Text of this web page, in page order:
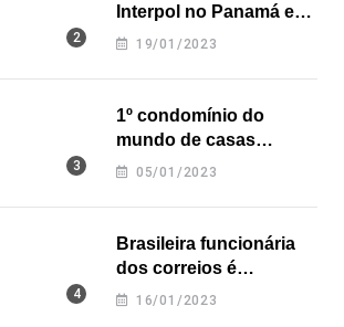
Interpol no Panamá e
pode pegar prisão
19/01/2023
1º condomínio do
mundo de casas
impressas em 3D é
05/01/2023
Brasileira funcionária
dos correios é
assassinada a facadas
16/01/2023